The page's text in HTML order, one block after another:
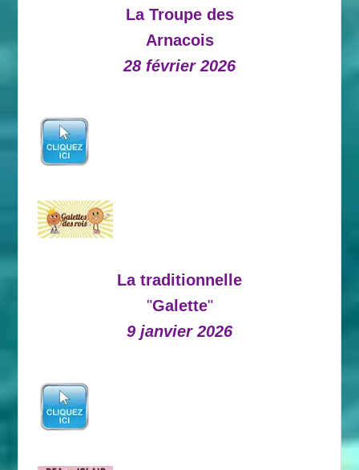
La Troupe des
Arnacois
28 février 2026
La traditionnelle
"Galette"
9 janvier 2026